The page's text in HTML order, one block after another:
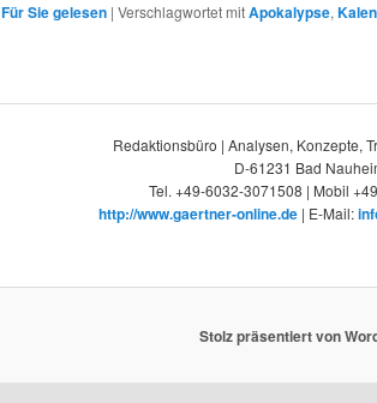
Für Sie gelesen | Verschlagwortet mitApokalypse,
Redaktionsbüro | Analysen, Konzepte,
D-61231 Bad
Tel. +49-6032-3071508 | Mobil
http://www.gaertner-online.de| E-Mail:
Stolz präsentiert von